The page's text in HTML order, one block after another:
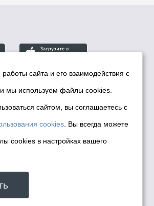
информационной политики мэрии
2026
Cookies
персональных
системах
сайта -
сайта и его взаимодействия с
мы используем файлы cookies.
сайтом, вы соглашаетесь с
cookies . Вы всегда можете
cookies в настройках вашего